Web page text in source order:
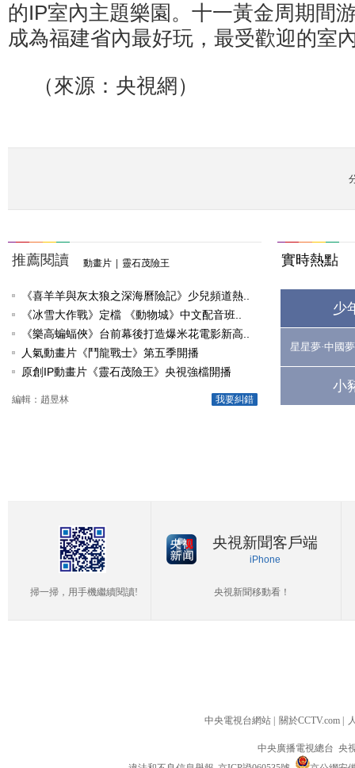
的IP室內主題樂園。十一黃金周期間
成為福建省內最好玩，最受歡迎的室
（來源：央視網）
推薦閱讀 動畫片 靈石茂險王
《喜羊羊與灰太狼之深海曆險記》少兒頻道熱..
《冰雪大作戰》定檔 《動物城》中文配音班..
《樂高蝙蝠俠》台前幕後打造爆米花電影新高..
人氣動畫片《鬥龍戰士》第五季開播
原創IP動畫片《靈石茂險王》央視強檔開播
我要糾錯
編輯：趙昱林
實時熱點
少
星星夢·中國夢
小
掃一掃，用手機繼續閱讀!
央視新聞客戶端
iPhone
央視新聞移動看！
中央電視台網站 關於CCTV.com
中央廣播電視總台 央